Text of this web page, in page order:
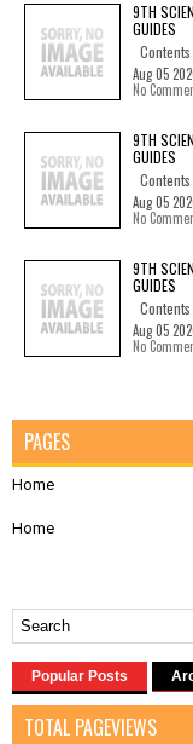
9TH
GUIDES
Aug 05
No
9TH
GUIDES
Aug 05
No
9TH
GUIDES
Aug 05
No
PAGES
Home
Home
Popular Posts
TOTAL PAGEVIEWS